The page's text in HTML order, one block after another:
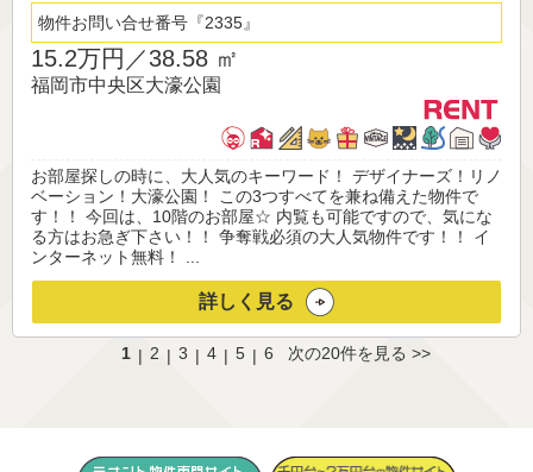
物件お問い合せ番号 2335
15.2万円／38.58 ㎡
福岡市中央区大濠公園
お部屋探しの時に、大人気のキーワード！ デザイナーズ！リノ
ベーション！大濠公園！ この3つすべてを兼ね備えた物件で
す！！ 今回は、10階のお部屋☆ 内覧も可能ですので、気にな
る方はお急ぎ下さい！！ 争奪戦必須の大人気物件です！！ イ
ンターネット無料！ ...
詳しく見る
1 | 2 | 3 | 4 | 5 | 6 次の20件を見る >>